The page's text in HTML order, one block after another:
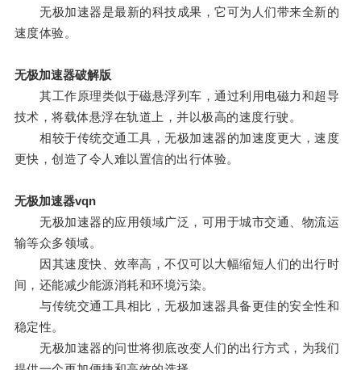
无极加速器是最新的科技成果，它可为人们带来全新的
速度体验。
无极加速器破解版
其工作原理类似于磁悬浮列车，通过利用电磁力和超导
技术，将载体悬浮在轨道上，并以极高的速度行驶。
相较于传统交通工具，无极加速器的加速度更大，速度
更快，创造了令人难以置信的出行体验。
无极加速器vqn
无极加速器的应用领域广泛，可用于城市交通、物流运
输等众多领域。
因其速度快、效率高，不仅可以大幅缩短人们的出行时
间，还能减少能源消耗和环境污染。
与传统交通工具相比，无极加速器具备更佳的安全性和
稳定性。
无极加速器的问世将彻底改变人们的出行方式，为我们